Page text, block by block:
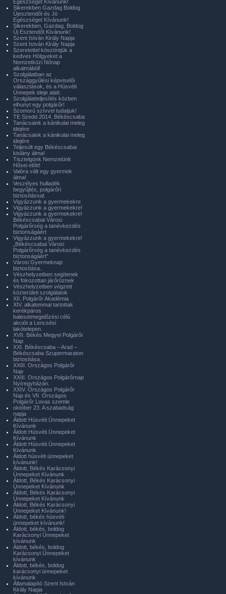
Egészséget Kívánunk!
Sikerekben Gazdag Boldog
Újesztendőt és Jó
Egészséget Kívánunk!
Sikerekben, Gazdag, Boldog
Új Esztendőt Kívánunk!
Szent István Király Napja
Szent István Király Napja
Szeretettel köszöntjük a
kedves Hölgyeket a
Nemzetközi Nőnap
alkalmából!
Szolgálatban az
Országgyűlési képviselői
választások, és a Húsvéti
Ünnepek ideje alatt.
Szolgálatteljesítés közben
elhunyt egy polgárőr!
Szomorú szívvel tudatjuk!
TE Szedd 2014. Békéscsaba
Tanácsaink a kánikulai meleg
idejére
Tanácsaink a kánikulai meleg
idejére
Teljesült egy Békéscsabai
kislány álma!
Tisztelgünk Nemzetünk
Hősei előtt!
Valóra vált egy gyermek
álma!
Veszélyes hulladék
begyűjtés, polgárőri
biztosítással.
Vigyázzunk a gyermekekre
Vigyázzunk a gyermekekre!
Vigyázzunk a gyermekekre!
Békéscsabai Városi
Polgárőrség a tanévkezdés
biztonságáért
Vigyázzunk a gyermekekre!
„Békéscsabai Városi
Polgárőrség a tanévkezdés
biztonságáért”
Városi Gyermeknap
biztosítása.
Vészhelyzetben segítenek
és fokozottan járőröznek
Vészhelyzetben végzett
közterületi szolgálatok
XII. Polgárőr Akadémia
XIV. alkalommal tartottak
kerékpáros
balesetmegelőzési célú
akciót a Lencsési
lakótelepen.
XVII. Békés Megyei Polgárőr
Nap
XXI. Békéscsaba – Arad –
Békéscsaba Szupermaraton
biztosítása.
XXIII. Országos Polgárőr
Nap
XXIII. Országos Polgárőrnap
Nyíregyházán.
XXIV. Országos Polgárőr
Nap és VII. Országos
Polgárőr Lovas szemle
október 23. A szabadság
napja
Áldott Húsvéti Ünnepeket
Kívánunk
Áldott Húsvéti Ünnepeket
Kívánunk
Áldott Húsvéti Ünnepeket
Kívánunk
Áldott húsvéti ünnepeket
kívánunk!
Áldott, Békés Karácsonyi
Ünnepeket Kívánunk
Áldott, Békés Karácsonyi
Ünnepeket Kívánunk
Áldott, Békés Karácsonyi
Ünnepeket Kívánunk
Áldott, Békés Karácsonyi
Ünnepeket Kívánunk!
Áldott, békés húsvéti
ünnepeket kívánunk!
Áldott, békés, boldog
Karácsonyi Ünnepeket
kívánunk
Áldott, békés, boldog
Karácsonyi Ünnepeket
kívánunk
Áldott, békés, boldog
karácsonyi ünnepeket
kívánunk
Államalapító Szent István
Király Napja